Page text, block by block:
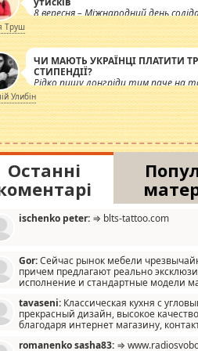
8 вересня – Міжнародний день
журналістів.
Труш
ЧИ МАЮТЬ УКРАЇНЦІ ПЛАТИТИ
СТИПЕНДІЇ?
Рідко пишу лонгріди тим паче на
але вже просто дістало! Обурюють
інсенуації навколо
Штучно роздувається ще одна
катастрофа.
Улибін
Останні
ischenko peter: ⇒ blts-tattoo.com
Gor:Сейчас рынок мебели
причем предлагают реально
исполнение и стандартные модели
мало походит на стандартные
и что главное - со вкусом
ненужных наворотов удорожающих
tavaseni: Классическая кухня с
прекрасный дизайн, высокое
благодаря интернет магазину,
romanenko sasha83: ⇒